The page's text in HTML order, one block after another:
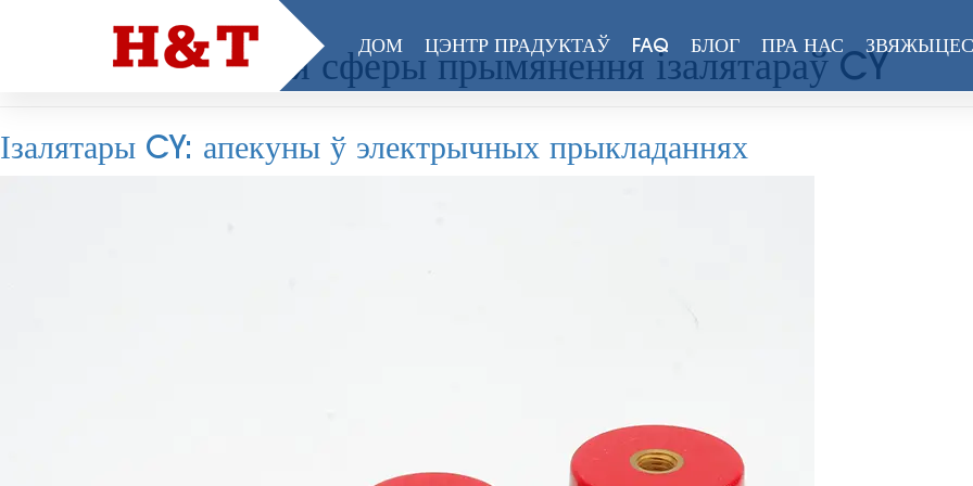
ДОМ ЦЭНТР ПРАДУКТАЎ FAQ БЛОГ ПРА НАС
Тры агульныя сферы прымянення ізалятараў CY
Ізалятары CY: апекуны ў электрычных прыкладаннях